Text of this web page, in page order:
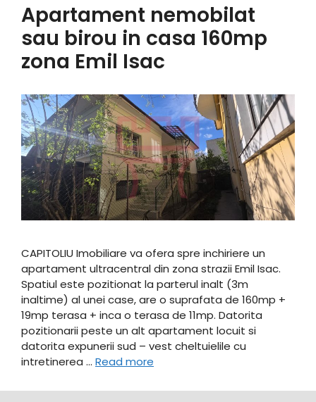
Apartament nemobilat
sau birou in casa 160mp
zona Emil Isac
CAPITOLIU Imobiliare va ofera spre inchiriere un
apartament ultracentral din zona strazii Emil Isac.
Spatiul este pozitionat la parterul inalt (3m
inaltime) al unei case, are o suprafata de 160mp +
19mp terasa + inca o terasa de 11mp. Datorita
pozitionarii peste un alt apartament locuit si
datorita expunerii sud – vest cheltuielile cu
intretinerea … Read more